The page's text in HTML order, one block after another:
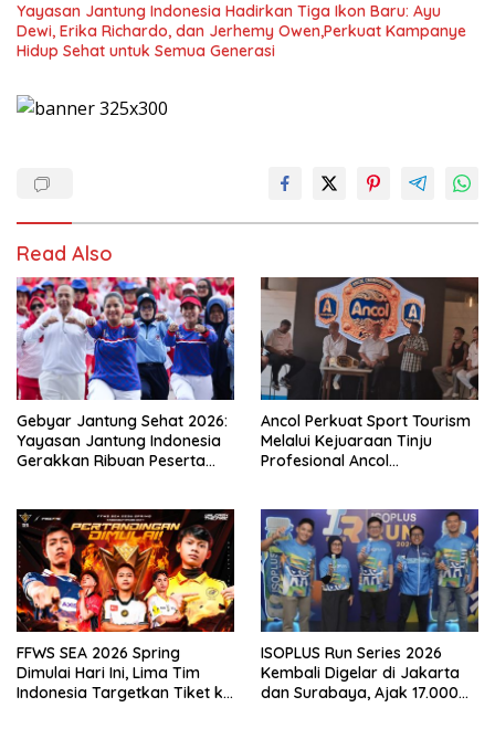
Yayasan Jantung Indonesia Hadirkan Tiga Ikon Baru: Ayu
Dewi, Erika Richardo, dan Jerhemy Owen,Perkuat Kampanye
Hidup Sehat untuk Semua Generasi
Read Also
Gebyar Jantung Sehat 2026:
Yayasan Jantung Indonesia
Gerakkan Ribuan Peserta
Ancol Perkuat Sport Tourism
Melalui Kejuaraan Tinju
Profesional Ancol
FFWS SEA 2026 Spring
Dimulai Hari Ini, Lima Tim
Indonesia Targetkan Tiket ke
ISOPLUS Run Series 2026
Kembali Digelar di Jakarta
dan Surabaya, Ajak 17.000